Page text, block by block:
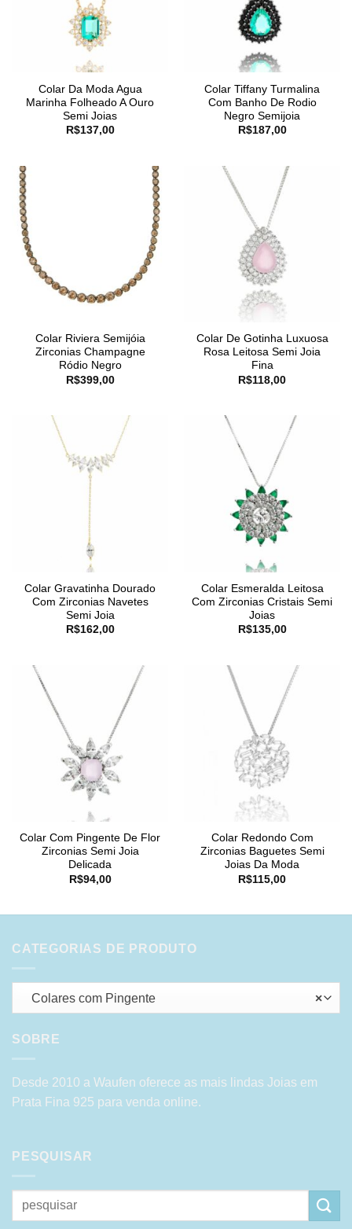
Colar Da Moda Agua
Marinha Folheado A Ouro
Semi Joias
R$137,00
Colar Tiffany Turmalina
Com Banho De Rodio
Negro Semijoia
R$187,00
Colar Riviera Semijóia
Zirconias Champagne
Ródio Negro
R$399,00
Colar De Gotinha Luxuosa
Rosa Leitosa Semi Joia
Fina
R$118,00
Colar Gravatinha Dourado
Com Zirconias Navetes
Semi Joia
R$162,00
Colar Esmeralda Leitosa
Com Zirconias Cristais Semi
Joias
R$135,00
Colar Com Pingente De Flor
Zirconias Semi Joia
Delicada
R$94,00
Colar Redondo Com
Zirconias Baguetes Semi
Joias Da Moda
R$115,00
CATEGORIAS DE PRODUTO
×
Colares com Pingente
SOBRE
Desde 2010 a Waufen oferece as mais lindas Joias em
Prata Fina 925 para venda online.
PESQUISAR
Pesquisar
por: